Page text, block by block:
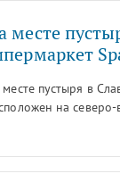
месте
пустыря в
на